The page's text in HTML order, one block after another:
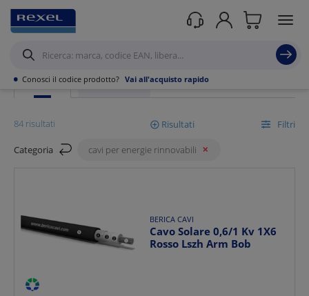
• Conosci il codice prodotto? Vai all'acquisto rapido
Rexel/ Prodotti /
Cavi per Energie Rinnovabili
PRODOTTI SCOPRI DI PIÙ
84 risultati Risultati Filtri
Mostra
Ordina per
Categoria cavi per energie rinnovabili
BERICA CAVI
Cavo Solare 0,6/1 Kv 1X6
Rosso Lszh Arm Bob